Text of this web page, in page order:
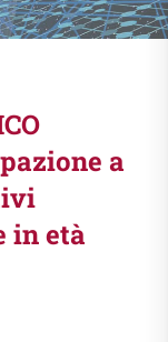
a
in età